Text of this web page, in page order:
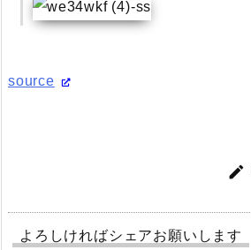
source

よろしければシェアお願いします